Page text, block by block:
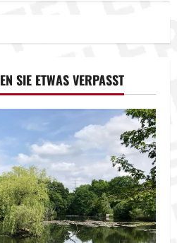
SIE ETWAS VERPASST